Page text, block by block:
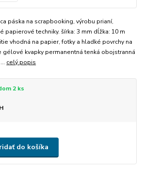
páska na scrapbooking, výrobu prianí,
papierové techniky. šírka: 3 mm dĺžka: 10 m
vhodná na papier, fotky a hladké povrchy na
gélové kvapky permanentná tenká obojstranná
celý popis
2 ks
do košíka